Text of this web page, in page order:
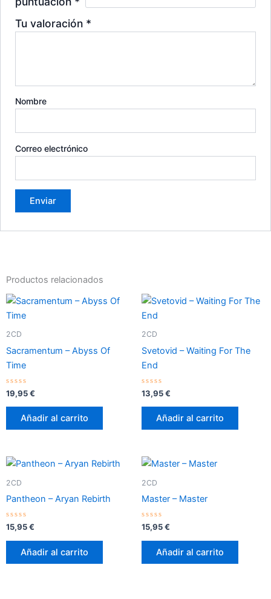
Tu valoración *
Nombre
Correo electrónico
Productos relacionados
2CD
Sacramentum – Abyss Of
Time
Valorado
con
0
19,95€
Añadir al carrito
2CD
Svetovid – Waiting For The
End
Valorado
con
0
13,95€
Añadir al carrito
2CD
Pantheon – Aryan Rebirth
Valorado
con
0
15,95€
Añadir al carrito
2CD
Master – Master
Valorado
con
0
15,95€
Añadir al carrito